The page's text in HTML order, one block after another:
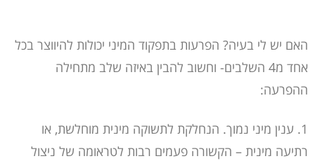
האם יש לי בעיה? הפרעות בתפקוד המיני יכולות להיווצר בכל
אחד מ4 השלבים- וחשוב להבין באיזה שלב מתחילה
ההפרעה:
1. ענין מיני נמוך. הנחלקת לתשוקה מינית מוחלשת, או
רתיעה מינית – הקשורה פעמים רבות לטראומה של ניצול